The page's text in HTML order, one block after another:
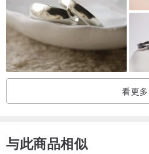
社会化这回事、当你每远离动物一步
步。
请那位酷爱手枪、喜爱到移居阿拉斯加
带回4、5种厂牌的手枪子弹壳，最后
11厘 federal 40S&M 手枪弹壳，取下
看更多
与此商品相似